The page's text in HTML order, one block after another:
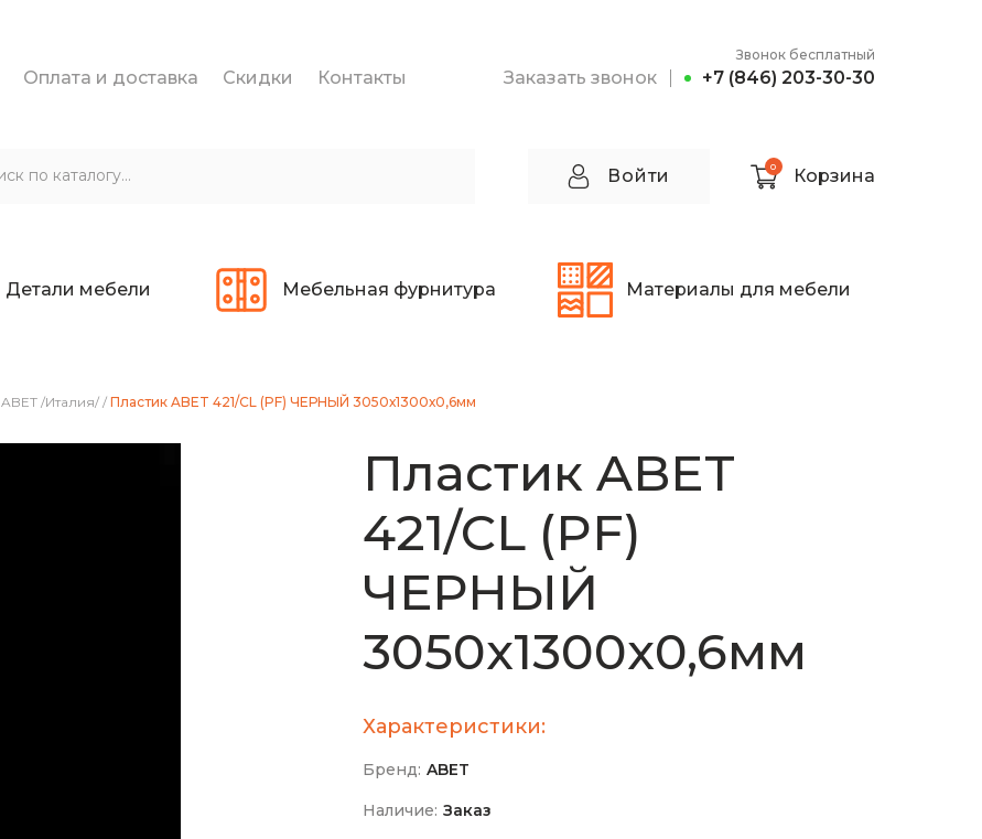
Оплата и доставка Скидки Контакты Заказать звонок
Звонок бесплатный
+7 (846) 203-30-30
Войти 0 Корзина
Детали мебели Мебельная фурнитура Материалы для мебели
ABET /Италия/ / Пластик ABET 421/CL (PF) ЧЕРНЫЙ 3050х1300х0,6мм
Пластик ABET
421/CL (PF)
ЧЕРНЫЙ
3050х1300х0,6мм
Характеристики:
Бренд: ABET
Наличие: Заказ